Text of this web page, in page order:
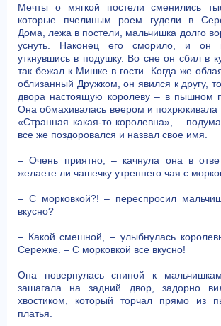
Мечты о мягкой постели сменились
которые пчелиным роем гудели в
Дома, лежа в постели, мальчишка долго
уснуть. Наконец его сморило, и он
уткнувшись в подушку. Во сне он сбил в
так бежал к Мишке в гости. Когда же
облизанный Дружком, он явился к другу,
двора настоящую королеву – в пышном
Она обмахивалась веером и похрюкивала
«Странная какая-то королевна», –
все же поздоровался и назвал свое имя.
– Очень приятно, – качнула она в
желаете ли чашечку утреннего чая с
– С морковкой?! – переспросил
вкусно?
– Какой смешной, – улыбнулась
Сережке. – С морковкой все вкусно!
Она повернулась спиной к
зашагала на задний двор, задорно
хвостиком, который торчал прямо из
платья.